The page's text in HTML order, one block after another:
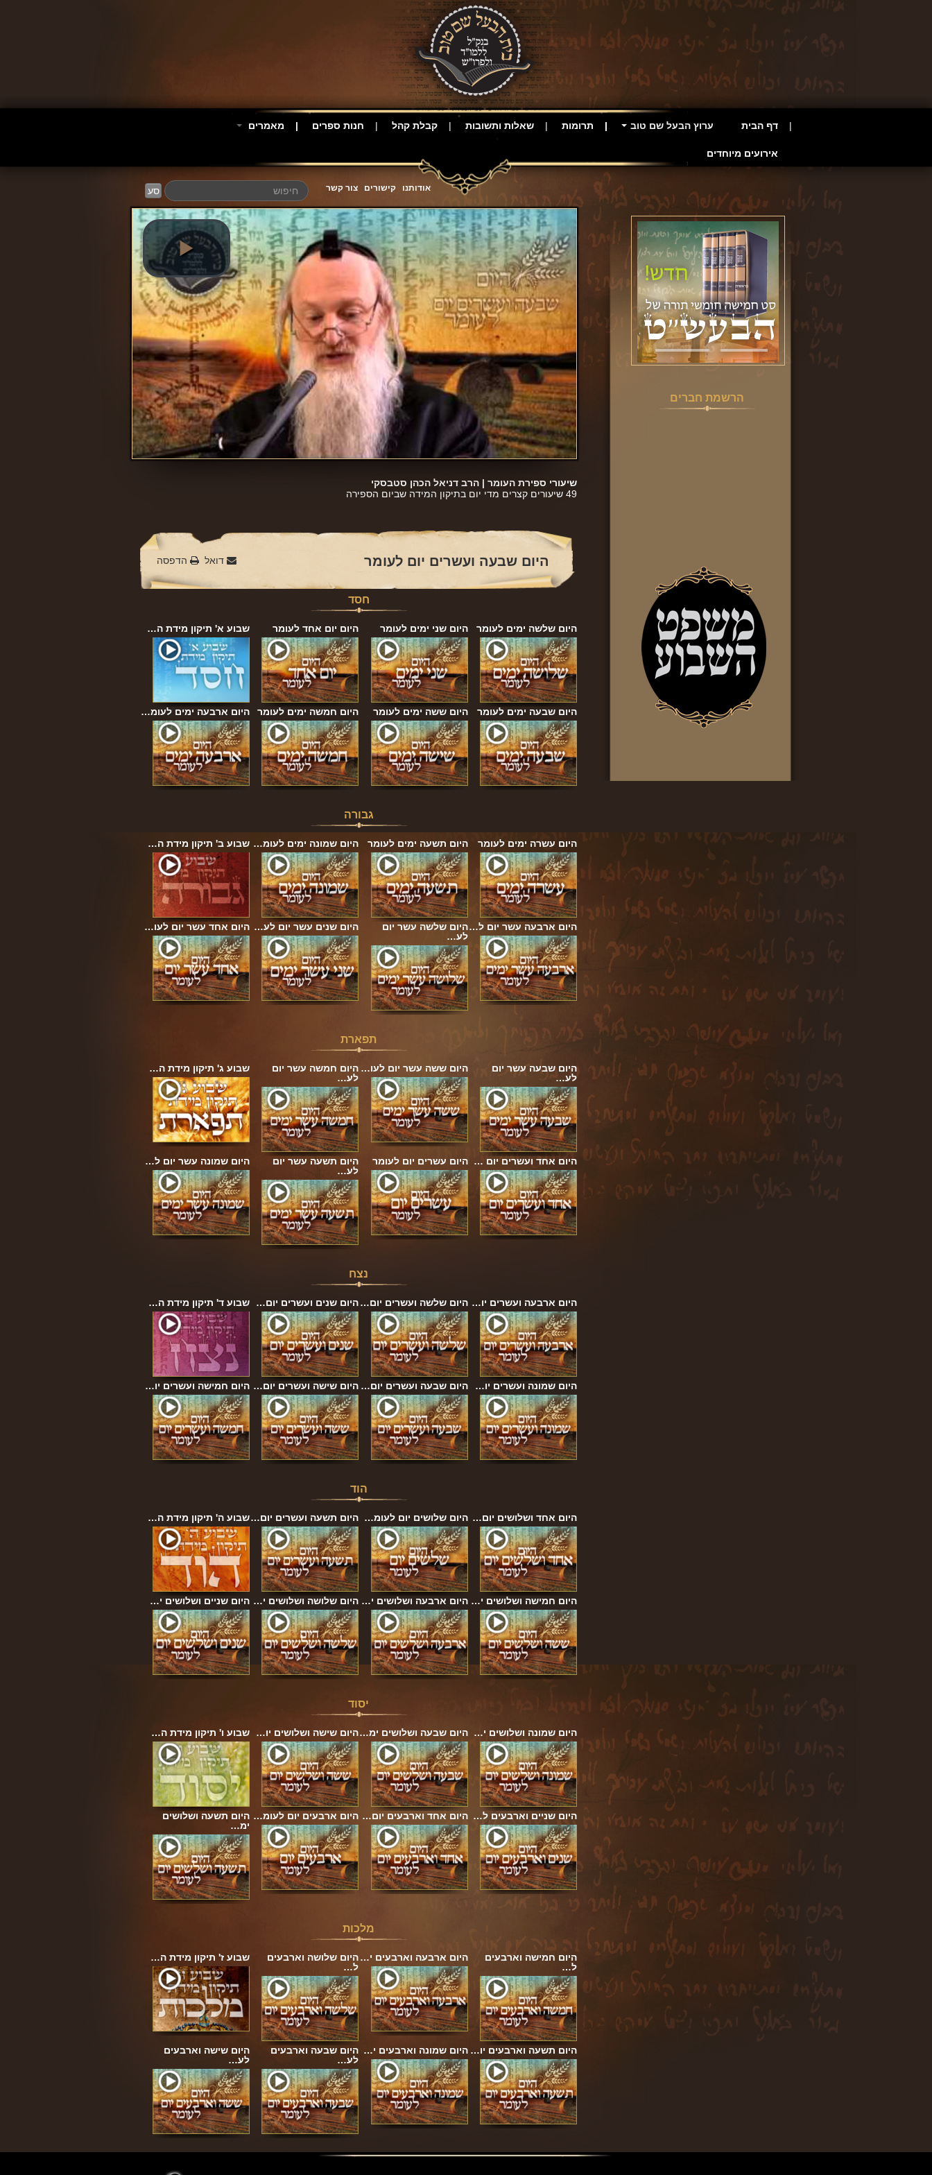
דף הבית ערוץ הבעל שם טוב תרומות שאלות ותשובות קבלת קהל חנות ספרים מאמרים
אירועים מיוחדים
סע אודותנו קישורים צור קשר
שיעורי ספירת העומר | הרב דניאל הכהן סטבסקי
49 שיעורים קצרים מדי יום בתיקון המידה שביום הספירה
היום שבעה ועשרים יום לעומר הדפסה דואל
חסד
שבוע א' תיקון מידת ה… היום יום אחד לעומר היום שני ימים לעומר היום שלשה ימים לעומר
היום ארבעה ימים לעומ… היום חמשה ימים לעומר היום ששה ימים לעומר היום שבעה ימים לעומר
גבורה
שבוע ב' תיקון מידת ה… היום שמונה ימים לעומ… היום תשעה ימים לעומר היום עשרה ימים לעומר
היום אחד עשר יום לעו… היום שנים עשר יום לע…
היום שלשה עשר יום
לע…
היום ארבעה עשר יום ל…
תפארת
שבוע ג' תיקון מידת ה…
היום חמשה עשר יום
לע…
היום ששה עשר יום לעו…
היום שבעה עשר יום
לע…
היום שמונה עשר יום ל…
היום תשעה עשר יום
לע…
היום עשרים יום לעומר היום אחד ועשרים יום …
נצח
שבוע ד' תיקון מידת ה… היום שנים ועשרים יום…היום שלשה ועשרים יום… היום ארבעה ועשרים יו…
היום חמישה ועשרים יו… היום שישה ועשרים יום… היום שבעה ועשרים יום… היום שמונה ועשרים יו…
הוד
שבוע ה' תיקון מידת ה…היום תשעה ועשרים יום… היום שלושים יום לעומ… היום אחד ושלושים יום…
היום שניים ושלושים י… היום שלושה ושלושים י… היום ארבעה ושלושים י… היום חמישה ושלושים י…
יסוד
שבוע ו' תיקון מידת ה… היום שישה ושלושים יו…היום שבעה ושלושים ימ… היום שמונה ושלושים י…
היום תשעה ושלושים
ימ…
היום ארבעים יום לעומ… היום אחד וארבעים יום… היום שניים וארבעים ל…
מלכות
שבוע ז' תיקון מידת ה…
היום שלושה וארבעים
ל…
היום ארבעה וארבעים י…
היום חמישה וארבעים
ל…
היום שישה וארבעים
לע…
היום שבעה וארבעים
לע…
היום שמונה וארבעים י… היום תשעה וארבעים יו…
הרשמת חברים